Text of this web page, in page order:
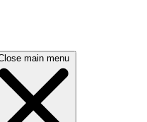
main menu